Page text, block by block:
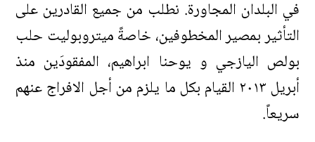
في البلدان المجاورة. نطلب من جميع القادرين على
التأثير بمصير المخطوفين، خاصةً ميتروبوليت حلب
بولص اليازجي و يوحنا ابراهيم، المفقودَين منذ
أبريل ٢٠١٣ القيام بكل ما يلزم من أجل الافراج عنهم
سريعاً.